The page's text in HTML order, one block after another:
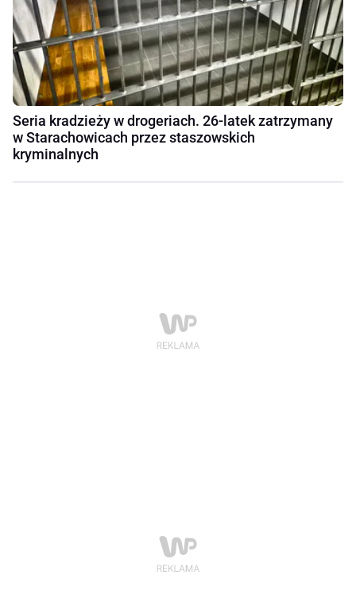
Seria kradzieży w drogeriach. 26-latek zatrzymany
w Starachowicach przez staszowskich
kryminalnych